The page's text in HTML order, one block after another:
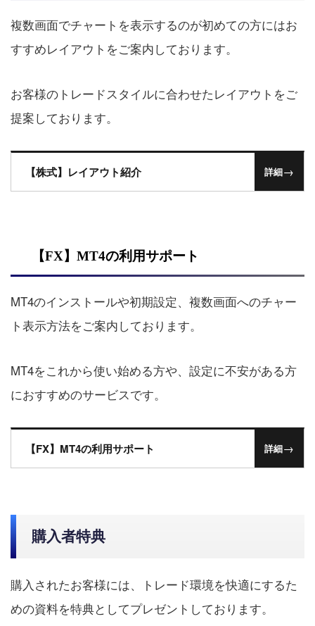
複数画面でチャートを表示するのが初めての方にはお
すすめレイアウトをご案内しております。
お客様のトレードスタイルに合わせたレイアウトをご
提案しております。
【株式】レイアウト紹介 詳細→
【FX】MT4の利用サポート
MT4のインストールや初期設定、複数画面へのチャー
ト表示方法をご案内しております。
MT4をこれから使い始める方や、設定に不安がある方
におすすめのサービスです。
【FX】MT4の利用サポート 詳細→
購入者特典
購入されたお客様には、トレード環境を快適にするた
めの資料を特典としてプレゼントしております。